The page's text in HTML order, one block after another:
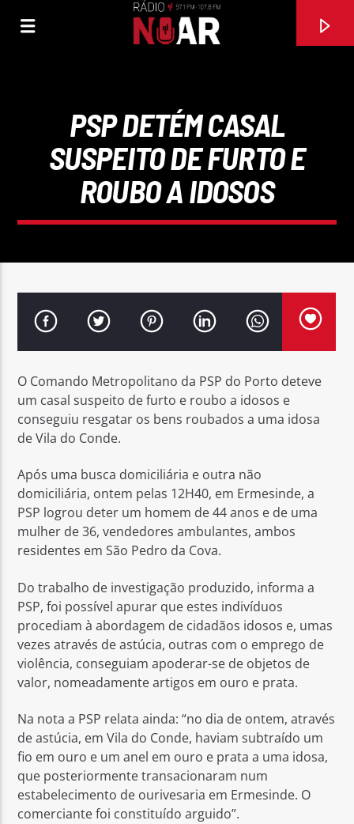
97.1FM E 107.8 FM
Rádio No ar
PSP DETÉM CASAL
SUSPEITO DE FURTO E
ROUBO A IDOSOS
O Comando Metropolitano da PSP do Porto deteve
um casal suspeito de furto e roubo a idosos e
conseguiu resgatar os bens roubados a uma idosa
de Vila do Conde.
Após uma busca domiciliária e outra não
domiciliária, ontem pelas 12H40, em Ermesinde, a
PSP logrou deter um homem de 44 anos e de uma
mulher de 36, vendedores ambulantes, ambos
residentes em São Pedro da Cova.
Do trabalho de investigação produzido, informa a
PSP, foi possível apurar que estes indivíduos
procediam à abordagem de cidadãos idosos e, umas
vezes através de astúcia, outras com o emprego de
violência, conseguiam apoderar-se de objetos de
valor, nomeadamente artigos em ouro e prata.
Na nota a PSP relata ainda: “no dia de ontem, através
de astúcia, em Vila do Conde, haviam subtraído um
fio em ouro e um anel em ouro e prata a uma idosa,
que posteriormente transacionaram num
estabelecimento de ourivesaria em Ermesinde. O
comerciante foi constituído arguido”.